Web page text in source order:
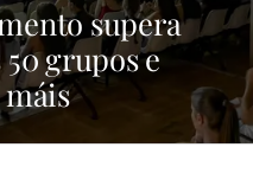
supera
grupos e
XINZO